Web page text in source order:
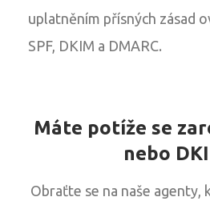
uplatněním přísných zásad
SPF, DKIM a DMARC.
Máte potíže se
nebo
Obraťte se na naše agenty,